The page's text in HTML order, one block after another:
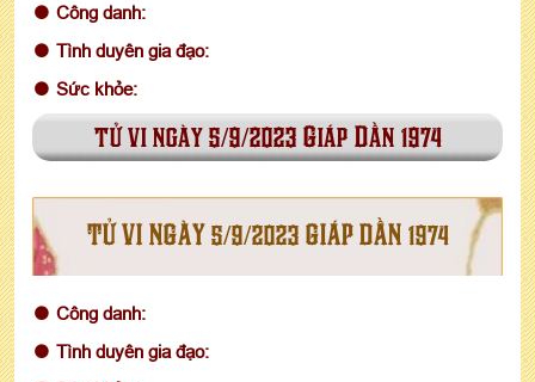
Công danh:
Tình duyên gia đạo:
Sức khỏe:
tử vi ngày 5/9/2023 Giáp Dần 1974
TỬ VI NGÀY 5/9/2023 GIÁP DẦN 1974
Công danh:
Tình duyên gia đạo: